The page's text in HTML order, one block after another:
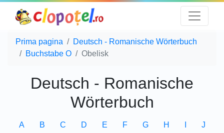
Prima pagina
Deutsch - Romanische Wörterbuch
Buchstabe O
Obelisk
Deutsch - Romanische
Wörterbuch
A B C D E F G H J